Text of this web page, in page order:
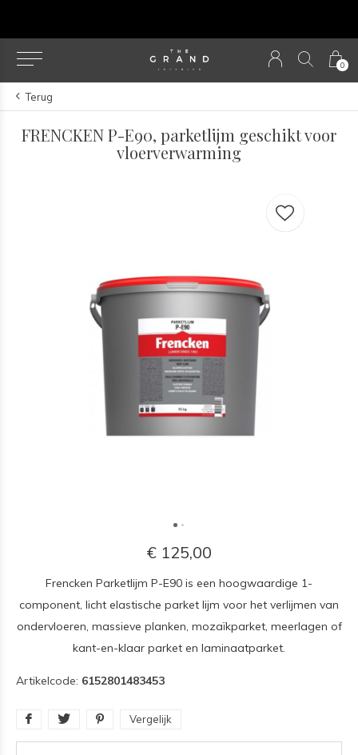
0
Terug
FRENCKEN P-E90, parketlijm geschikt voor
vloerverwarming
€ 125,00
Frencken Parketlijm P-E90 is een hoogwaardige 1-
component, licht elastische parket lijm voor het verlijmen van
ondervloeren, massieve planken, mozaïkparket, meerlagen of
kant-en-klaar parket en laminaatparket.
Artikelcode: 6152801483453
Vergelijk